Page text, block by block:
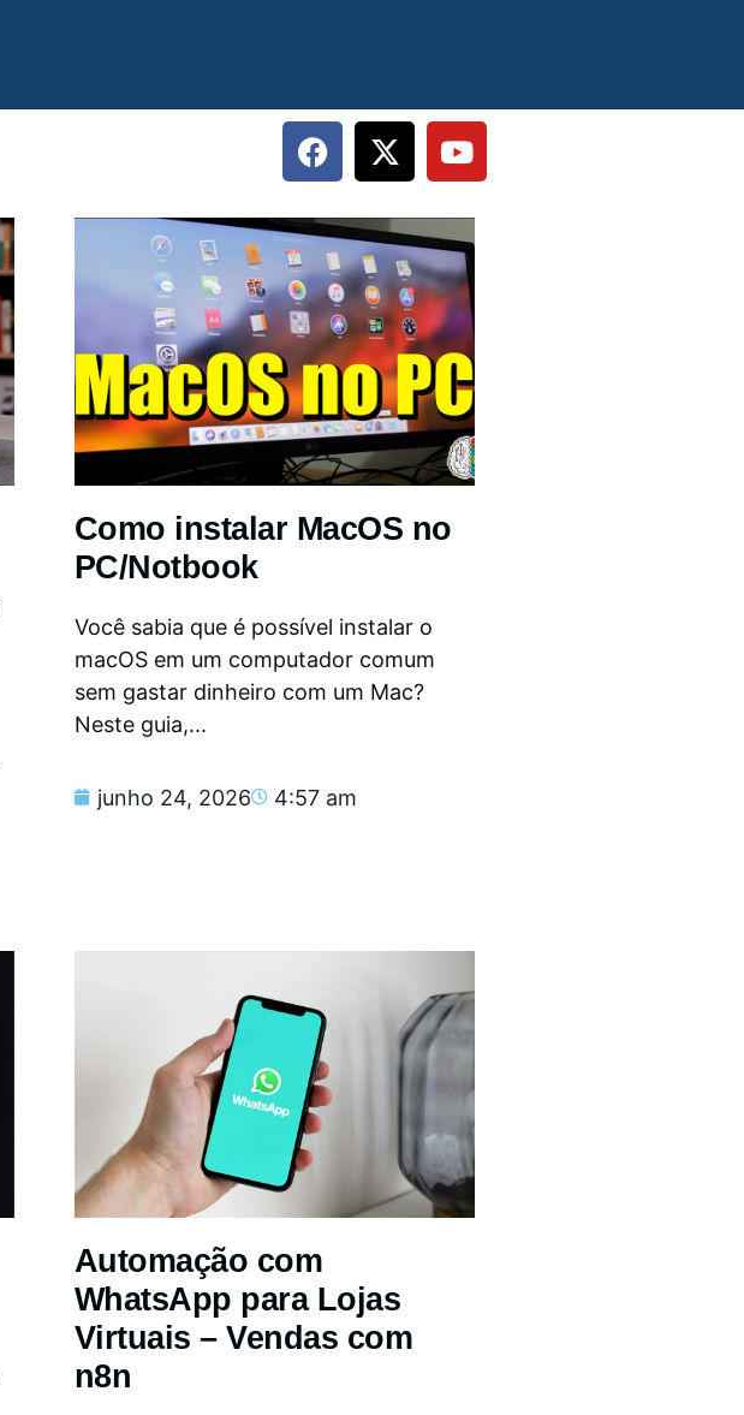
Como instalar MacOS no
PC/Notbook
Você sabia que é possível instalar o
macOS em um computador comum
sem gastar dinheiro com um Mac?
Neste guia,...
junho 24, 2026 4:57 am
Automação com
WhatsApp para Lojas
Virtuais – Vendas com
n8n